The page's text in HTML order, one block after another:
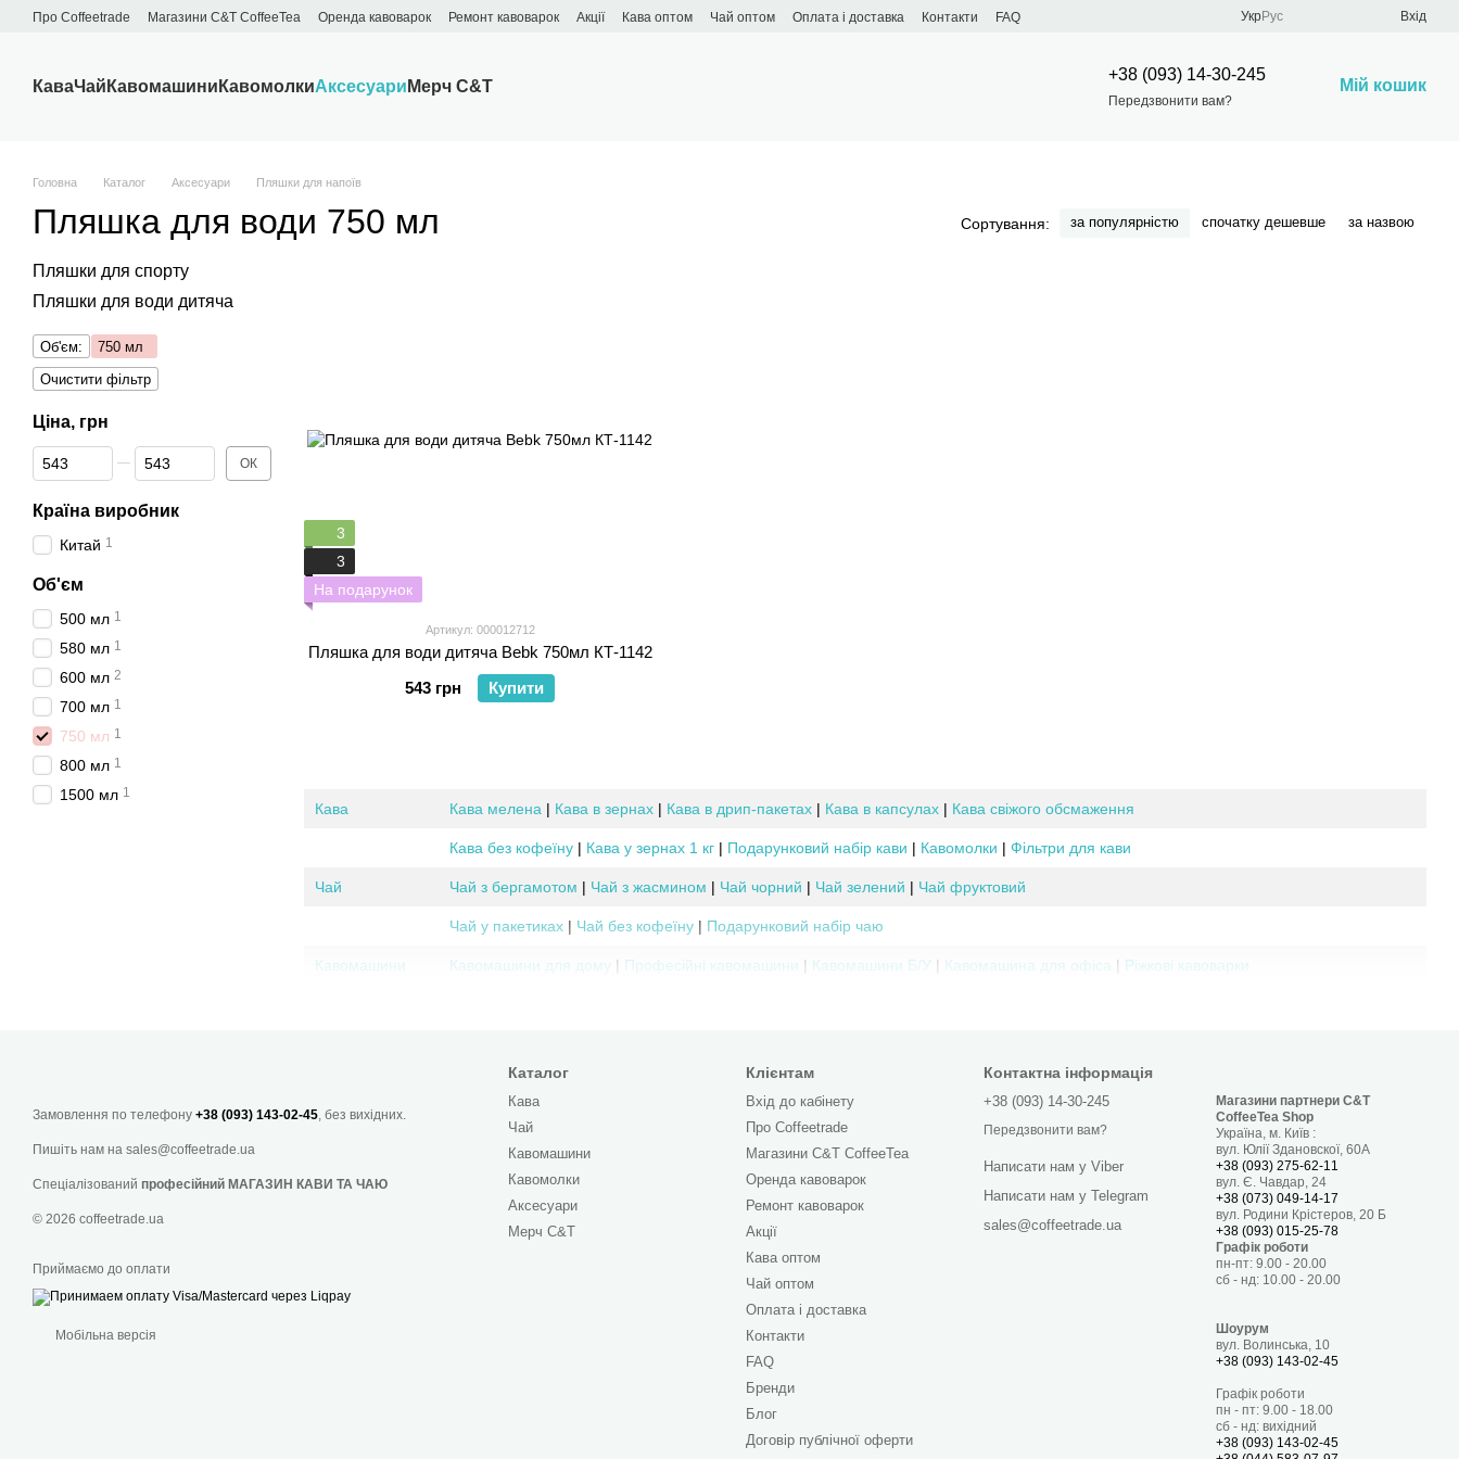
Перейти до основного контенту
Про Сoffeetrade Магазини C&T CoffeeTea Оренда кавоварок Ремонт кавоварок Акції Кава оптом Чай оптом Оплата і доставка Контакти
FAQ
УкрРус Вхід
КаваЧай Кавомашини КавомолкиАксесуари Мерч C&T
+38 (093) 14-30-245
Передзвонити вам?
Мій кошик
Головна Каталог Аксесуари Пляшки для напоїв
Пляшка для води 750 мл Сортування: за популярністю спочатку дешевше за назвою
Кава Кава мелена | Кава в зернах | Кава в дрип-пакетах | Кава в капсулах | Кава свіжого обсмаження
Кава без кофеїну | Кава у зернах 1 кг | Подарунковий набір кави | Кавомолки | Фільтри для кави
Чай Чай з бергамотом | Чай з жасмином | Чай чорний | Чай зелений | Чай фруктовий
Чай у пакетиках | Чай без кофеїну | Подарунковий набір чаю
Кавомашини Кавомашини для дому | Професійні кавомашини | Кавомашини Б/У | Кавомашина для офіса | Ріжкові кавоварки
3
3
На подарунок
Артикул: 000012712
Пляшка для води дитяча Bebk 750мл КТ-1142
543 грн
Купити
Пляшки для спорту
Пляшки для води дитяча
Об'єм:
750 мл
Очистити фільтр
Ціна, грн
Від Ціна, грн
До Ціна, грн ОК
Країна виробник
Китай 1
Об'єм
500 мл 1
580 мл 1
600 мл 2
700 мл 1
750 мл 1
800 мл 1
1500 мл 1
Замовлення по телефону +38 (093) 143-02-45, без вихідних.
Пишіть нам на sales@coffeetrade.ua
Спеціалізований професійний МАГАЗИН КАВИ ТА ЧАЮ
© 2026 coffeetrade.ua
Приймаємо до оплати
Мобільна версія
Каталог
Кава
Чай
Кавомашини
Кавомолки
Аксесуари
Мерч C&T
Клієнтам
Вхід до кабінету
Про Сoffeetrade
Магазини C&T CoffeeTea
Оренда кавоварок
Ремонт кавоварок
Акції
Кава оптом
Чай оптом
Оплата і доставка
Контакти
FAQ
Бренди
Блог
Договір публічної оферти
Контактна інформація
+38 (093) 14-30-245
Передзвонити вам?
Написати нам у Viber
Написати нам у Telegram
sales@coffeetrade.ua
Магазини партнери C&T
CoffeeTea Shop
Україна, м. Київ :
вул. Юлії Здановскої, 60А
+38 (093) 275-62-11
вул. Є. Чавдар, 24
+38 (073) 049-14-17
вул. Родини Крістеров, 20 Б
+38 (093) 015-25-78
Графік роботи
пн-пт: 9.00 - 20.00
сб - нд: 10.00 - 20.00
Шоурум
вул. Волинська, 10
+38 (093) 143-02-45
Графік роботи
пн - пт: 9.00 - 18.00
сб - нд: вихідний
+38 (093) 143-02-45